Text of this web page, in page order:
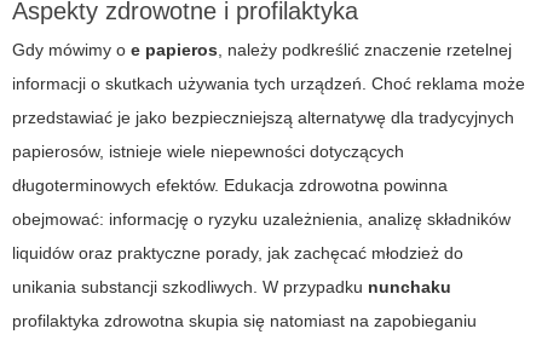
Aspekty zdrowotne i profilaktyka
Gdy mówimy o e papieros, należy podkreślić znaczenie rzetelnej
informacji o skutkach używania tych urządzeń. Choć reklama może
przedstawiać je jako bezpieczniejszą alternatywę dla tradycyjnych
papierosów, istnieje wiele niepewności dotyczących
długoterminowych efektów. Edukacja zdrowotna powinna
obejmować: informację o ryzyku uzależnienia, analizę składników
liquidów oraz praktyczne porady, jak zachęcać młodzież do
unikania substancji szkodliwych. W przypadku nunchaku
profilaktyka zdrowotna skupia się natomiast na zapobieganiu